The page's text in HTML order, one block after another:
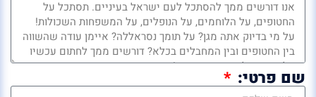
שם פרטי: